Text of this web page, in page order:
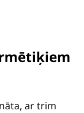
ar trim